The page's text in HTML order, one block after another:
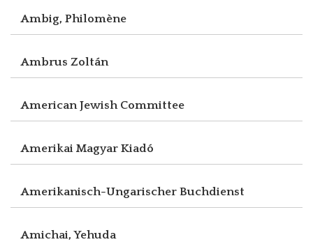
Ambig, Philomène
Ambrus Zoltán
American Jewish Committee
Amerikai Magyar Kiadó
Amerikanisch-Ungarischer Buchdienst
Amichai, Yehuda